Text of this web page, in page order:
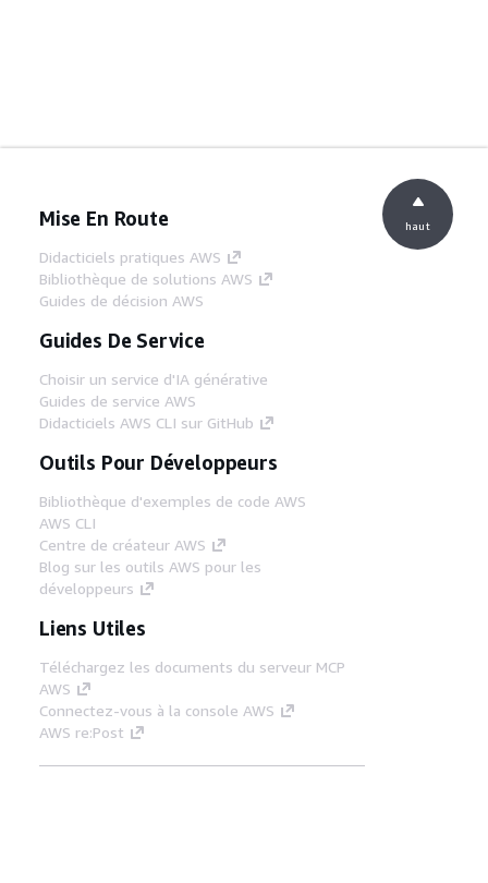
Mise En Route
Didacticiels pratiques AWS
Bibliothèque de solutions AWS
Guides de décision AWS
Guides De Service
Choisir un service d'IA générative
Guides de service AWS
Didacticiels AWS CLI sur GitHub
Outils Pour Développeurs
Bibliothèque d'exemples de code AWS
AWS CLI
Centre de créateur AWS
Blog sur les outils AWS pour les
développeurs
Liens Utiles
Téléchargez les documents du serveur MCP
AWS
Connectez-vous à la console AWS
AWS re:Post
haut